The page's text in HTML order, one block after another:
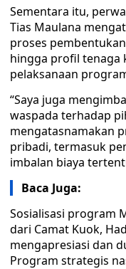
Sementara itu,
Tias Maulana
proses
hingga profil tenaga
pelaksanaan
“Saya juga
waspada terhadap
mengatasnamakan
pribadi, termasuk
imbalan biaya
Baca Juga:
Sosialisasi program
dari Camat Kuok,
mengapresiasi dan
Program strategis